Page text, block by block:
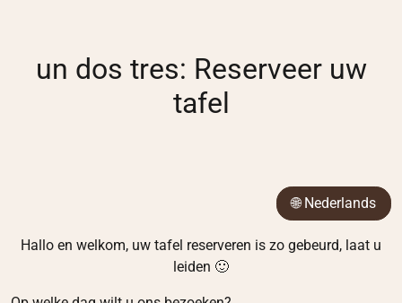
un dos tres: Reserveer uw
tafel
🌐 Nederlands
Hallo en welkom, uw tafel reserveren is zo gebeurd, laat u
leiden 🙂